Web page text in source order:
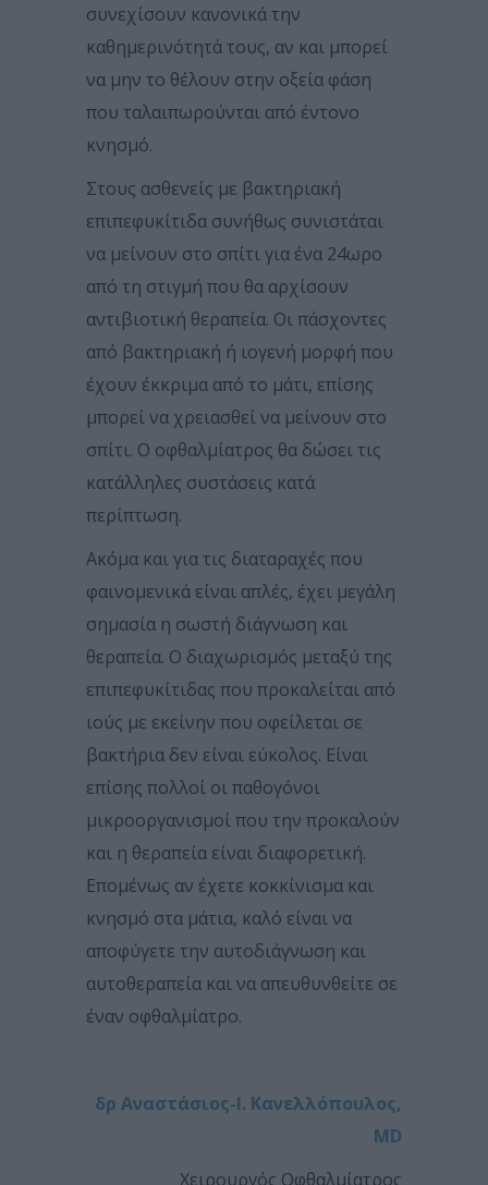
συνεχίσουν κανονικά την
καθημερινότητά τους, αν και μπορεί
να μην το θέλουν στην οξεία φάση
που ταλαιπωρούνται από έντονο
κνησμό.
Στους ασθενείς με βακτηριακή
επιπεφυκίτιδα συνήθως συνιστάται
να μείνουν στο σπίτι για ένα 24ωρο
από τη στιγμή που θα αρχίσουν
αντιβιοτική θεραπεία. Οι πάσχοντες
από βακτηριακή ή ιογενή μορφή που
έχουν έκκριμα από το μάτι, επίσης
μπορεί να χρειασθεί να μείνουν στο
σπίτι. Ο οφθαλμίατρος θα δώσει τις
κατάλληλες συστάσεις κατά
περίπτωση.
Ακόμα και για τις διαταραχές που
φαινομενικά είναι απλές, έχει μεγάλη
σημασία η σωστή διάγνωση και
θεραπεία. Ο διαχωρισμός μεταξύ της
επιπεφυκίτιδας που προκαλείται από
ιούς με εκείνην που οφείλεται σε
βακτήρια δεν είναι εύκολος. Είναι
επίσης πολλοί οι παθογόνοι
μικροοργανισμοί που την προκαλούν
και η θεραπεία είναι διαφορετική.
Επομένως αν έχετε κοκκίνισμα και
κνησμό στα μάτια, καλό είναι να
αποφύγετε την αυτοδιάγνωση και
αυτοθεραπεία και να απευθυνθείτε σε
έναν οφθαλμίατρο.
δρ Αναστάσιος-Ι. Κανελλόπουλος,
MD
Xειρουργός Oφθαλμίατρος